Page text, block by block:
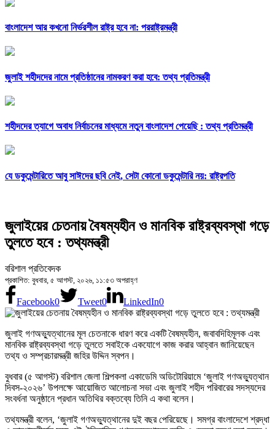
বাংলাদেশ আর কখনো নির্ভরশীল রাষ্ট্র হবে না: পররাষ্ট্রমন্ত্রী
জুলাই শহীদদের নামে প্রতিষ্ঠানের নামকরণ করা হবে: তথ্য প্রতিমন্ত্রী
শহীদদের ত্যাগে অবাধ নির্বাচনের মাধ্যমে নতুন বাংলাদেশ পেয়েছি : তথ্য প্রতিমন্ত্রী
যে ডকুমেন্টারিতে আবু সাঈদের ছবি নেই, সেটা কোনো ডকুমেন্টারি নয়: রাষ্ট্রপতি
জুলাইয়ের চেতনায় বৈষম্যহীন ও মানবিক রাষ্ট্রব্যবস্থা গড়ে
তুলতে হবে : তথ্যমন্ত্রী
বরিশাল প্রতিবেদক
প্রকাশিত: বুধবার, ৫ আগস্ট, ২০২৬, ১১:৫৩ অপরাহ্ণ
Facebook0 Tweet0 LinkedIn0
জুলাই গণঅভ্যুত্থানের মূল চেতনাকে ধারণ করে একটি বৈষম্যহীন, জবাবদিহিমূলক এবং
মানবিক রাষ্ট্রব্যবস্থা গড়ে তুলতে সবাইকে একযোগে কাজ করার আহ্বান জানিয়েছেন
তথ্য ও সম্প্রচারমন্ত্রী জহির উদ্দিন স্বপন।
বুধবার (৫ আগস্ট) বরিশাল জেলা শিল্পকলা একাডেমি অডিটোরিয়ামে ‘জুলাই গণঅভ্যুত্থান
দিবস-২০২৬’ উপলক্ষে আয়োজিত আলোচনা সভা এবং জুলাই শহীদ পরিবারের সদস্যদের
সংবর্ধনা অনুষ্ঠানে প্রধান অতিথির বক্তব্যে তিনি এ কথা বলেন।
তথ্যমন্ত্রী বলেন, ‘জুলাই গণঅভ্যুত্থানের দুই বছর পেরিয়েছে। সমগ্র বাংলাদেশে শ্রদ্ধা